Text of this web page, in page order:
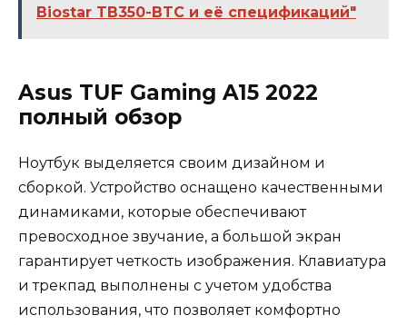
Biostar TB350-BTC и её спецификаций"
Asus TUF Gaming A15 2022
полный обзор
Ноутбук выделяется своим дизайном и
сборкой. Устройство оснащено качественными
динамиками, которые обеспечивают
превосходное звучание, а большой экран
гарантирует четкость изображения. Клавиатура
и трекпад выполнены с учетом удобства
использования, что позволяет комфортно